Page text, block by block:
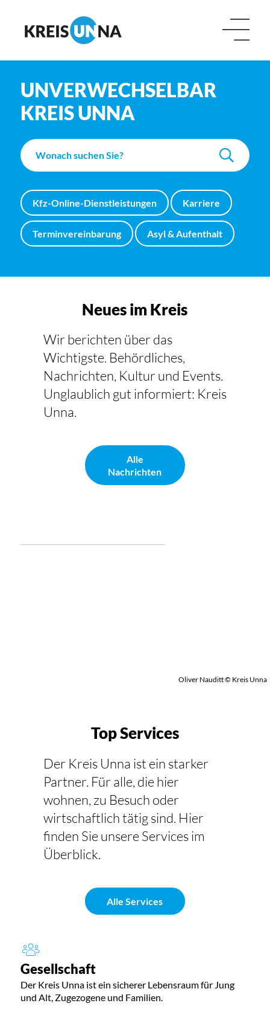
UNVERWECHSELBAR
KREIS UNNA
Kfz-Online-Dienstleistungen Karriere
Terminvereinbarung Asyl & Aufenthalt
Neues im Kreis
Wir berichten über das
Wichtigste. Behördliches,
Nachrichten, Kultur und Events.
Unglaublich gut informiert: Kreis
Unna.
Alle
Nachrichten
Oliver Nauditt © Kreis Unna
Top Services
Der Kreis Unna ist ein starker
Partner. Für alle, die hier
wohnen, zu Besuch oder
wirtschaftlich tätig sind. Hier
finden Sie unsere Services im
Überblick.
Alle Services
Gesellschaft
Der Kreis Unna ist ein sicherer Lebensraum für Jung
und Alt, Zugezogene und Familien.